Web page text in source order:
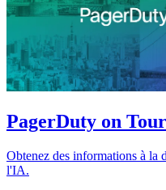
PagerDuty on Tour
Obtenez des informations à la
l'IA.